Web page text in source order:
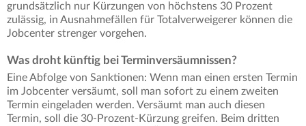
grundsätzlich nur Kürzungen von höchstens 30 Prozent
zulässig, in Ausnahmefällen für Totalverweigerer können die
Jobcenter strenger vorgehen.
Was droht künftig bei Terminversäumnissen?
Eine Abfolge von Sanktionen: Wenn man einen ersten Termin
im Jobcenter versäumt, soll man sofort zu einem zweiten
Termin eingeladen werden. Versäumt man auch diesen
Termin, soll die 30-Prozent-Kürzung greifen. Beim dritten